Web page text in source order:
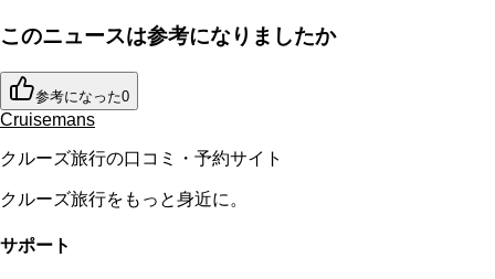
このニュースは参考になりましたか
参考になった0
Cruisemans
クルーズ旅行の口コミ・予約サイト
クルーズ旅行をもっと身近に。
サポート